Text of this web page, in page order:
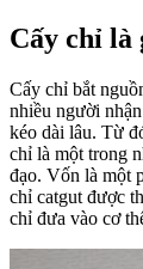
Cấy chỉ là
Cấy chỉ bắt
nhiều người
kéo dài lâu. Từ
chỉ là một trong
đạo. Vốn là một
chỉ catgut được
chỉ đưa vào cơ